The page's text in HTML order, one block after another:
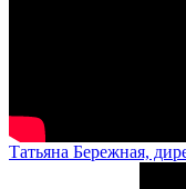
Татьяна Бережная,